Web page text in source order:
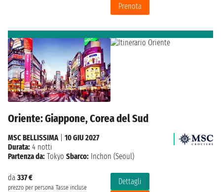
Prenota
Oriente: Giappone, Corea del Sud
da 337 €
prezzo per persona Tasse incluse
Dettagli
MSC BELLISSIMA| 10 GIU 2027
Durata: 4 notti
Partenza da: Tokyo Sbarco: Inchon (Seoul)